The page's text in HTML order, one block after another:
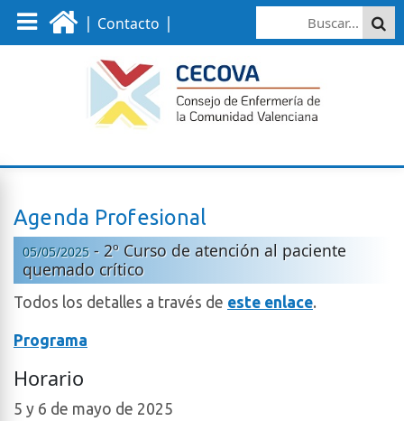
| Contacto |
Agenda Profesional
05/05/2025- 2º Curso de atención al paciente
quemado crítico
Todos los detalles a través de este enlace.
Programa
Horario
5 y 6 de mayo de 2025